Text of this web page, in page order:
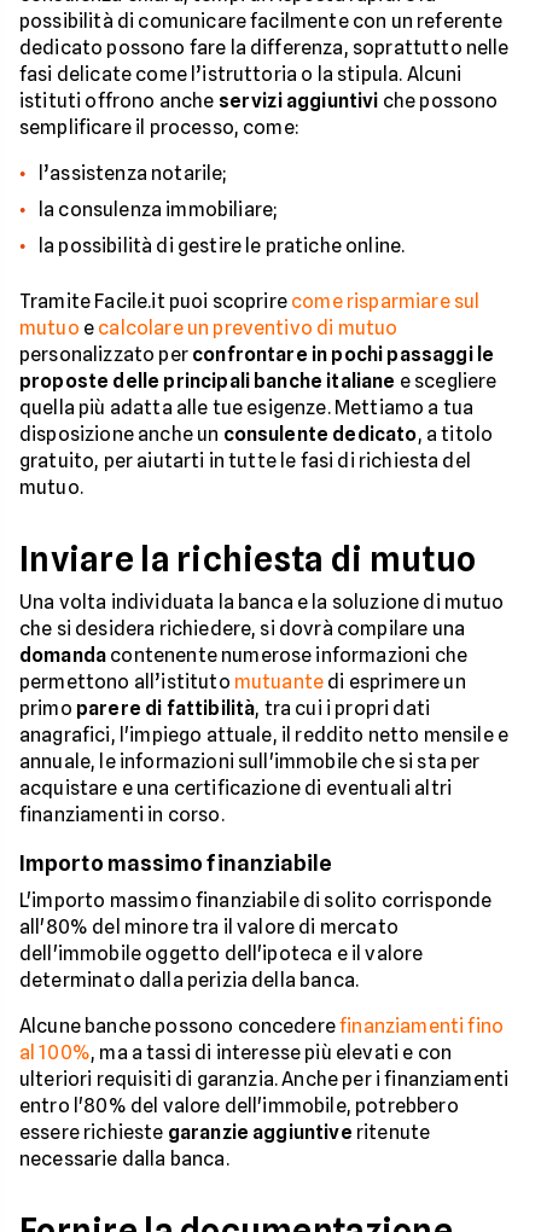
possibilità di comunicare facilmente con un referente
dedicato possono fare la differenza, soprattutto nelle
fasi delicate come l’istruttoria o la stipula. Alcuni
istituti offrono anche servizi aggiuntivi che possono
semplificare il processo, come:
l’assistenza notarile;
la consulenza immobiliare;
la possibilità di gestire le pratiche online.
Tramite Facile.it puoi scoprire come risparmiare sul
mutuo e calcolare un preventivo di mutuo
personalizzato per confrontare in pochi passaggi le
proposte delle principali banche italiane e scegliere
quella più adatta alle tue esigenze. Mettiamo a tua
disposizione anche un consulente dedicato, a titolo
gratuito, per aiutarti in tutte le fasi di richiesta del
mutuo.
Inviare la richiesta di mutuo
Una volta individuata la banca e la soluzione di mutuo
che si desidera richiedere, si dovrà compilare una
domanda contenente numerose informazioni che
permettono all’istituto mutuante di esprimere un
primo parere di fattibilità, tra cui i propri dati
anagrafici, l'impiego attuale, il reddito netto mensile e
annuale, le informazioni sull'immobile che si sta per
acquistare e una certificazione di eventuali altri
finanziamenti in corso.
Importo massimo finanziabile
L'importo massimo finanziabile di solito corrisponde
all'80% del minore tra il valore di mercato
dell'immobile oggetto dell'ipoteca e il valore
determinato dalla perizia della banca.
Alcune banche possono concederefinanziamenti fino
al 100%, ma a tassi di interesse più elevati e con
ulteriori requisiti di garanzia. Anche per i finanziamenti
entro l'80% del valore dell'immobile, potrebbero
essere richieste garanzie aggiuntive ritenute
necessarie dalla banca.